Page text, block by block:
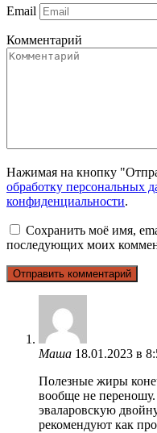
Email
Комментарий
Нажимая на кнопку
обработку персональных
конфиденциальности.
Сохранить моё имя,
последующих моих
Маша 18.01.2023 в
Полезные жиры
вообще не
эваларовскую
рекомендуют как